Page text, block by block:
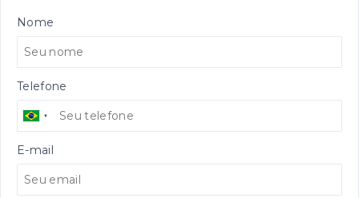
Nome
Telefone
E-mail